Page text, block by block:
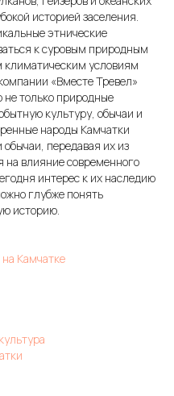
историей заселения.
этнические
к суровым природным
условиям
«Вместе Тревел»
не только природные
культуру, обычаи и
народы Камчатки
передавая их из
на влияние современного
интерес к их наследию
глубже понять
историю.
Камчатке